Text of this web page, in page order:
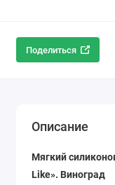
Поделиться
Описание
Мягкий
Like». Виноград